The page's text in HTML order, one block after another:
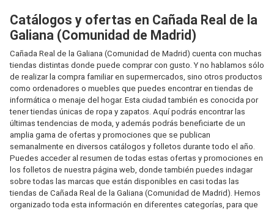
Catálogos y ofertas en Cañada Real de la
Galiana (Comunidad de Madrid)
Cañada Real de la Galiana (Comunidad de Madrid) cuenta con muchas
tiendas distintas donde puede comprar con gusto. Y no hablamos sólo
de realizar la compra familiar en supermercados, sino otros productos
como ordenadores o muebles que puedes encontrar en tiendas de
informática o menaje del hogar. Esta ciudad también es conocida por
tener tiendas únicas de ropa y zapatos. Aquí podrás encontrar las
últimas tendencias de moda, y además podrás beneficiarte de un
amplia gama de ofertas y promociones que se publican
semanalmente en diversos catálogos y folletos durante todo el año.
Puedes acceder al resumen de todas estas ofertas y promociones en
los folletos de nuestra página web, donde también puedes indagar
sobre todas las marcas que están disponibles en casi todas las
tiendas de Cañada Real de la Galiana (Comunidad de Madrid). Hemos
organizado toda esta información en diferentes categorías, para que